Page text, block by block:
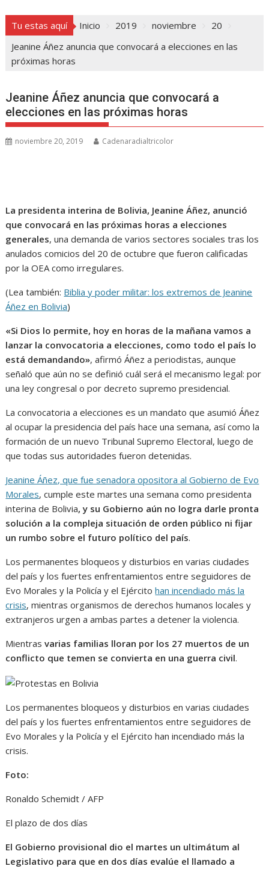
Tu estas aquí Inicio 2019 noviembre
20
Jeanine Áñez anuncia que convocará a elecciones en las
próximas horas
Jeanine Áñez anuncia que convocará a
elecciones en las próximas horas
noviembre 20, 2019 Cadenaradialtricolor
La presidenta interina de Bolivia, Jeanine Áñez, anunció
que convocará en las próximas horas a elecciones
generales, una demanda de varios sectores sociales tras los
anulados comicios del 20 de octubre que fueron calificadas
por la OEA como irregulares.
(Lea también: Biblia y poder militar: los extremos de Jeanine
Áñez en Bolivia)
«Si Dios lo permite, hoy en horas de la mañana vamos a
lanzar la convocatoria a elecciones, como todo el país lo
está demandando», afirmó Áñez a periodistas, aunque
señaló que aún no se definió cuál será el mecanismo legal: por
una ley congresal o por decreto supremo presidencial.
La convocatoria a elecciones es un mandato que asumió Áñez
al ocupar la presidencia del país hace una semana, así como la
formación de un nuevo Tribunal Supremo Electoral, luego de
que todas sus autoridades fueron detenidas.
Jeanine Áñez, que fue senadora opositora al Gobierno de Evo
Morales, cumple este martes una semana como presidenta
interina de Bolivia, y su Gobierno aún no logra darle pronta
solución a la compleja situación de orden público ni fijar
un rumbo sobre el futuro político del país.
Los permanentes bloqueos y disturbios en varias ciudades
del país y los fuertes enfrentamientos entre seguidores de
Evo Morales y la Policía y el Ejércitohan incendiado más la
crisis, mientras organismos de derechos humanos locales y
extranjeros urgen a ambas partes a detener la violencia.
Mientrasvarias familias lloran por los 27 muertos de un
conflicto que temen se convierta en una guerra civil.
Los permanentes bloqueos y disturbios en varias ciudades
del país y los fuertes enfrentamientos entre seguidores de
Evo Morales y la Policía y el Ejército han incendiado más la
crisis.
Foto:
Ronaldo Schemidt / AFP
El plazo de dos días
El Gobierno provisional dio el martes un ultimátum al
Legislativo para que en dos días evalúe el llamado a